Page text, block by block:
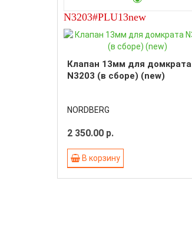
N3203#PLU13new
Клапан 13мм для домкрата
N3203 (в сборе) (new)
NORDBERG
2 350.00 р.
В корзину